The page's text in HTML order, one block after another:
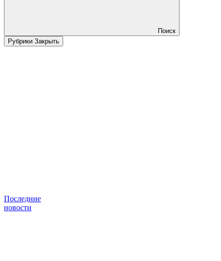
Поиск
Рубрики Закрыть
Последние
новости